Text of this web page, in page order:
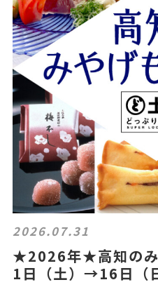
2026.07.31
★2026年★高知の
1日（土）→16日（